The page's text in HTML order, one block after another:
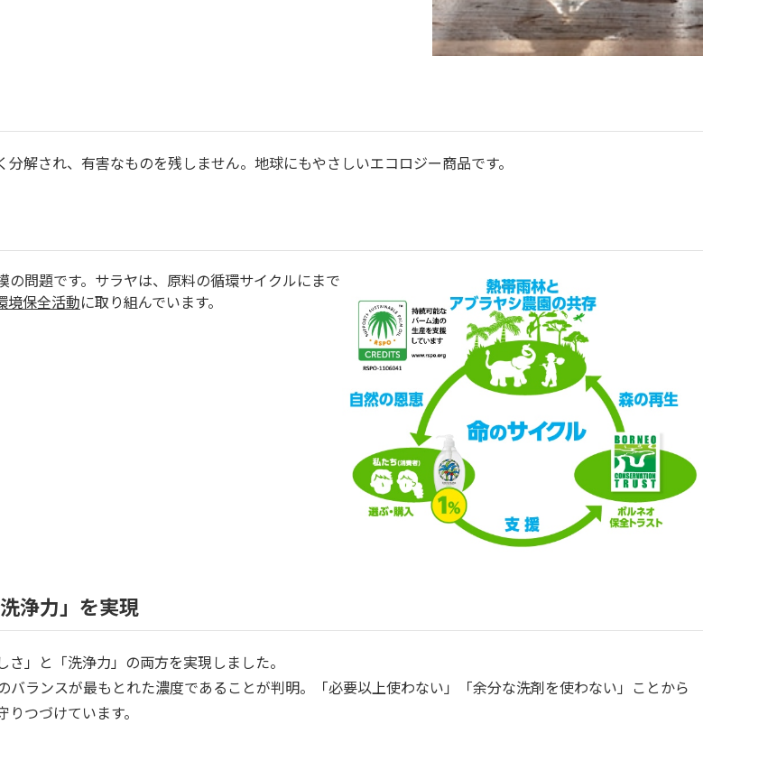
解され、有害なものを残しません。地球にもやさしいエコロジー商品です。
問題です。サラヤは、原料の循環サイクルにまで
境保全活動に取り組んでいます。
浄力」を実現
」と「洗浄力」の両方を実現しました。
ランスが最もとれた濃度であることが判明。「必要以上使わない」「余分な洗剤を使わない」ことから
つづけています。